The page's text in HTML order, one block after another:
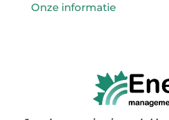
Onze informatie